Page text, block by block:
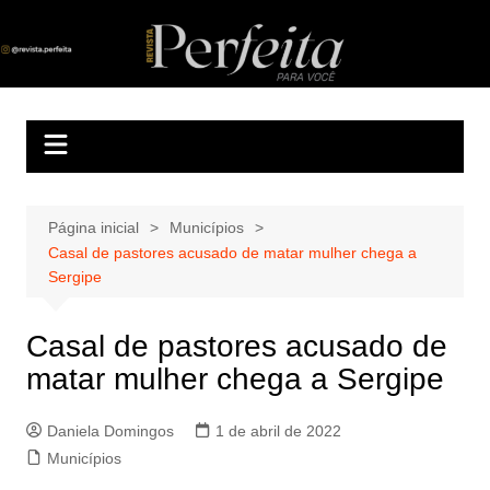
Revista Perfeita
A melhor revista eletrônica do interior de Sergipe
Página inicial
Municípios
Casal de pastores acusado de matar mulher chega a
Sergipe
Casal de pastores acusado de
matar mulher chega a Sergipe
Daniela Domingos
1 de abril de 2022
Municípios